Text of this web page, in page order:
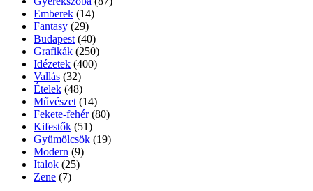
Emberek (14)
Fantasy (29)
Budapest (40)
Grafikák (250)
Idézetek (400)
Vallás (32)
Ételek (48)
Művészet (14)
Fekete-fehér (80)
Kifestők (51)
Gyümölcsök (19)
Modern (9)
Italok (25)
Zene (7)